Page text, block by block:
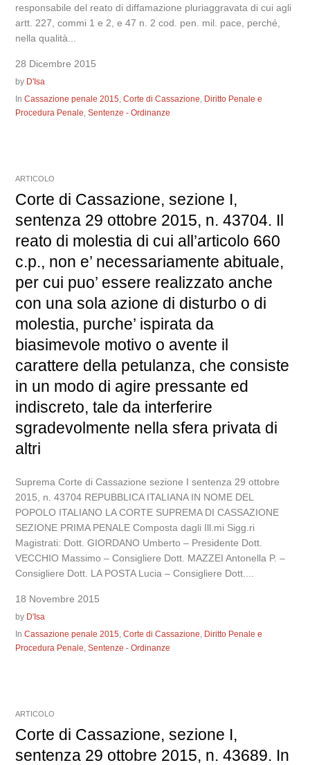
responsabile del reato di diffamazione pluriaggravata di cui agli
artt. 227, commi 1 e 2, e 47 n. 2 cod. pen. mil. pace, perché,
nella qualità...
28 Dicembre 2015
by D'Isa
InCassazione penale 2015,Corte di Cassazione, Diritto Penale e
Procedura Penale,Sentenze - Ordinanze
ARTICOLO
Corte di Cassazione, sezione I,
sentenza 29 ottobre 2015, n. 43704. Il
reato di molestia di cui all’articolo 660
c.p., non e’ necessariamente abituale,
per cui puo’ essere realizzato anche
con una sola azione di disturbo o di
molestia, purche’ ispirata da
biasimevole motivo o avente il
carattere della petulanza, che consiste
in un modo di agire pressante ed
indiscreto, tale da interferire
sgradevolmente nella sfera privata di
altri
Suprema Corte di Cassazione sezione I sentenza 29 ottobre
2015, n. 43704 REPUBBLICA ITALIANA IN NOME DEL
POPOLO ITALIANO LA CORTE SUPREMA DI CASSAZIONE
SEZIONE PRIMA PENALE Composta dagli Ill.mi Sigg.ri
Magistrati: Dott. GIORDANO Umberto – Presidente Dott.
VECCHIO Massimo – Consigliere Dott. MAZZEI Antonella P. –
Consigliere Dott. LA POSTA Lucia – Consigliere Dott....
18 Novembre 2015
by D'Isa
InCassazione penale 2015,Corte di Cassazione, Diritto Penale e
Procedura Penale,Sentenze - Ordinanze
ARTICOLO
Corte di Cassazione, sezione I,
sentenza 29 ottobre 2015, n. 43689. In